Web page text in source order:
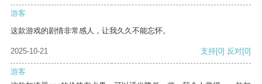
游客
这款游戏的剧情非常感人，让我久久不能忘怀。
2025-10-21 支持[0] 反对[0]
游客